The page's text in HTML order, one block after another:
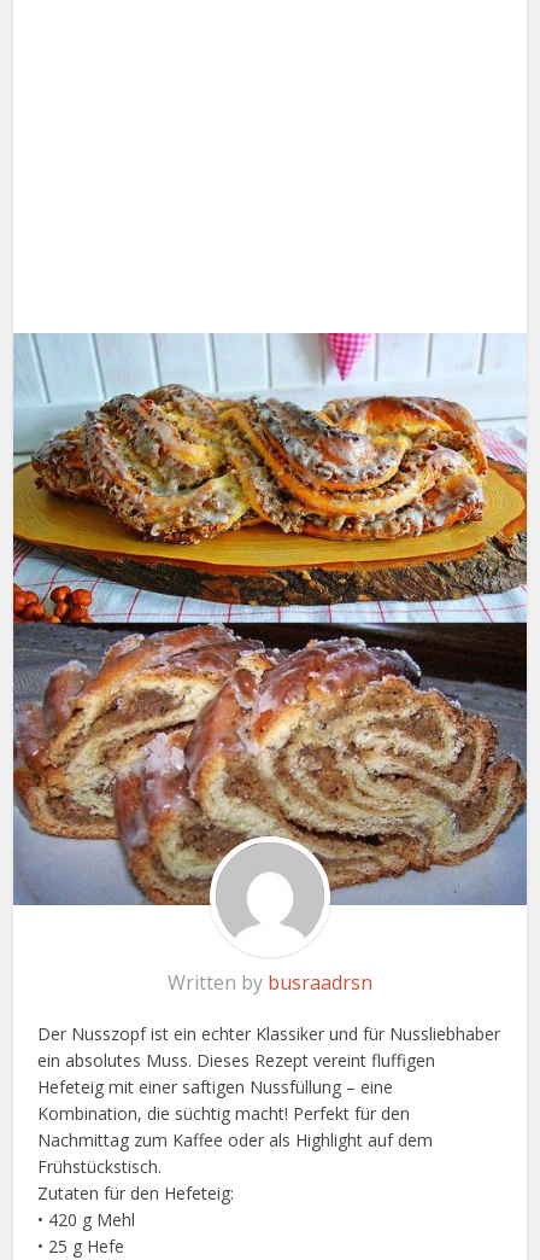
Written by busraadrsn
Der Nusszopf ist ein echter Klassiker und für Nussliebhaber
ein absolutes Muss. Dieses Rezept vereint fluffigen
Hefeteig mit einer saftigen Nussfüllung – eine
Kombination, die süchtig macht! Perfekt für den
Nachmittag zum Kaffee oder als Highlight auf dem
Frühstückstisch.
Zutaten für den Hefeteig:
• 420 g Mehl
• 25 g Hefe